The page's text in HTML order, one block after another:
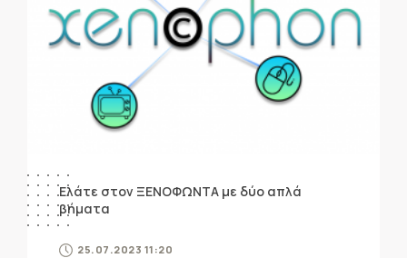
Ελάτε στον ΞΕΝΟΦΩΝΤΑ με δύο απλά
βήματα
25.07.2023 11:20